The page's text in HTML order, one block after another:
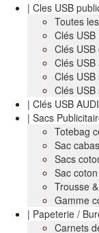
| Cles USB
Toutes
Clés
Clés
Clés
Clés
Clés
| Clés USB
| Sacs
Totebag
Sac
Sacs
Sac
Trousse
Gamme
| Papeterie /
Carnets